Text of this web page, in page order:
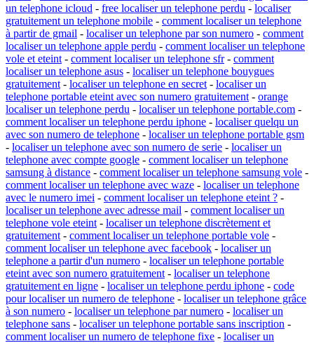
un telephone icloud - free localiser un telephone perdu - localiser
gratuitement un telephone mobile - comment localiser un telephone
à partir de gmail - localiser un telephone par son numero - comment
localiser un telephone apple perdu - comment localiser un telephone
vole et eteint - comment localiser un telephone sfr- comment
localiser un telephone asus - localiser un telephone bouygues
gratuitement - localiser un telephone en secret - localiser un
telephone portable eteint avec son numero gratuitement - orange
localiser un telephone perdu - localiser un telephone portable.com -
comment localiser un telephone perdu iphone - localiser quelqu un
avec son numero de telephone - localiser un telephone portable gsm
- localiser un telephone avec son numero de serie - localiser un
telephone avec compte google - comment localiser un telephone
samsung à distance - comment localiser un telephone samsung vole -
comment localiser un telephone avec waze - localiser un telephone
avec le numero imei - comment localiser un telephone eteint ? -
localiser un telephone avec adresse mail - comment localiser un
telephone vole eteint - localiser un telephone discrètement et
gratuitement - comment localiser un telephone portable vole -
comment localiser un telephone avec facebook - localiser un
telephone a partir d'un numero - localiser un telephone portable
eteint avec son numero gratuitement - localiser un telephone
gratuitement en ligne - localiser un telephone perdu iphone - code
pour localiser un numero de telephone - localiser un telephone grâce
à son numero - localiser un telephone par numero - localiser un
telephone sans - localiser un telephone portable sans inscription -
comment localiser un numero de telephone fixe - localiser un